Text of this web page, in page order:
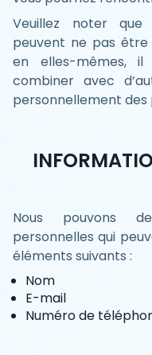
Veuillez noter
peuvent ne pas être
en elles-mêmes,
combiner avec
personnellement des
Nous pouvons
personnelles qui
éléments suivants :
Nom
E-mail
Numéro de